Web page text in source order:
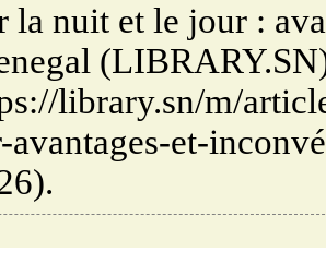
la nuit et le jour :
library.sn/m/
et-